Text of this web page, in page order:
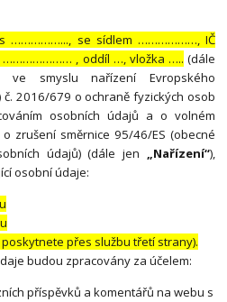
……………..., se sídlem ………………, IČ
, oddíl …, vložka ….. (dále
ve smyslu nařízení Evropského
č. 2016/679 o ochraně fyzických osob
osobních údajů a o volném
zrušení směrnice 95/46/ES (obecné
údajů) (dále jen „Nařízení“),
osobní údaje:
přes službu třetí strany).
budou zpracovány za účelem:
příspěvků a komentářů na webu s